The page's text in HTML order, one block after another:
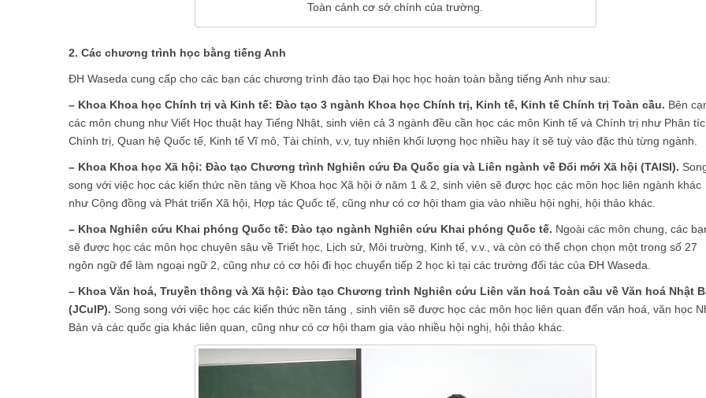
Toàn cảnh cơ sở chính của trường.
2. Các chương trình học bằng tiếng Anh
ĐH Waseda cung cấp cho các bạn các chương trình đào tạo Đại học học hoàn toàn bằng tiếng Anh như sau:
– Khoa Khoa học Chính trị và Kinh tế: Đào tạo 3 ngành Khoa học Chính trị, Kinh tế, Kinh tế Chính trị Toàn cầu. Bên
các môn chung như Viết Học thuật hay Tiếng Nhật, sinh viên cả 3 ngành đều cần học các môn Kinh tế và Chính trị như Phân
Chính trị, Quan hệ Quốc tế, Kinh tế Vĩ mô, Tài chính, v.v, tuy nhiên khối lượng học nhiều hay ít sẽ tuỳ vào đặc thù từng ngành.
– Khoa Khoa học Xã hội: Đào tạo Chương trình Nghiên cứu Đa Quốc gia và Liên ngành về Đổi mới Xã hội (TAISI).
song với việc học các kiến thức nền tảng về Khoa học Xã hội ở năm 1 & 2, sinh viên sẽ được học các môn học liên ngành khác
như Cộng đồng và Phát triển Xã hội, Hợp tác Quốc tế, cũng như có cơ hội tham gia vào nhiều hội nghị, hội thảo khác.
– Khoa Nghiên cứu Khai phóng Quốc tế: Đào tạo ngành Nghiên cứu Khai phóng Quốc tế. Ngoài các môn chung, các
sẽ được học các môn học chuyên sâu về Triết học, Lịch sử, Môi trường, Kinh tế, v.v., và còn có thể chọn chọn một trong số 27
ngôn ngữ để làm ngoại ngữ 2, cũng như có cơ hội đi học chuyển tiếp 2 học kì tại các trường đối tác của ĐH Waseda.
– Khoa Văn hoá, Truyền thông và Xã hội: Đào tạo Chương trình Nghiên cứu Liên văn hoá Toàn cầu về Văn hoá Nhật
(JCulP). Song song với việc học các kiến thức nền tảng , sinh viên sẽ được học các môn học liên quan đến văn hoá, văn học
Bản và các quốc gia khác liên quan, cũng như có cơ hội tham gia vào nhiều hội nghị, hội thảo khác.